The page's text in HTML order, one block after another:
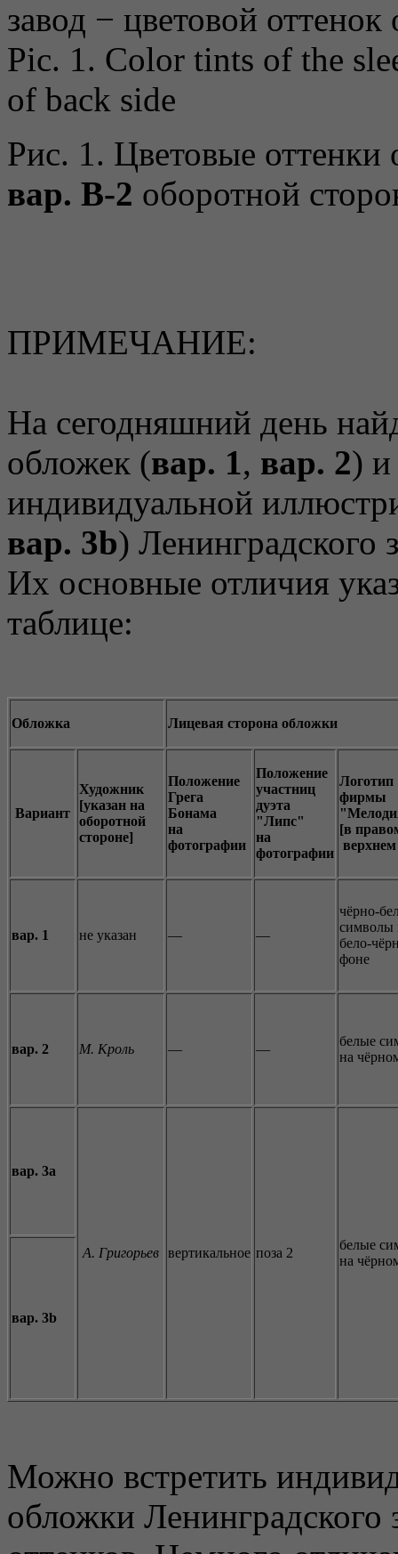
Pic. 1. Color tints of the
of back side
Рис. 1. Цветовые
вар. B-2 оборотной
ПРИМЕЧАНИЕ:
На сегодняшний день
обложек (вар. 1, вар. 2) и
индивидуальной
вар. 3b) Ленинградского
Их основные отличия
таблице:
Обложка Лицевая сторона обложки
Вариант
Художник
[указан на
оборотной
стороне]
Положение
Грега
Бонама
на
фотографии
Положение
участниц
дуэта
"Липс"
на
фотографии
Логотип
фирмы
[в
вар. 1 не указан — —
чёрно-
символы
бело-
фоне
вар. 2 М. Кроль — —
белые
на
вар. 3a
A. Григорьев вертикальное поза 2
белые
на
вар. 3b
Можно встретить
обложки Ленинградского